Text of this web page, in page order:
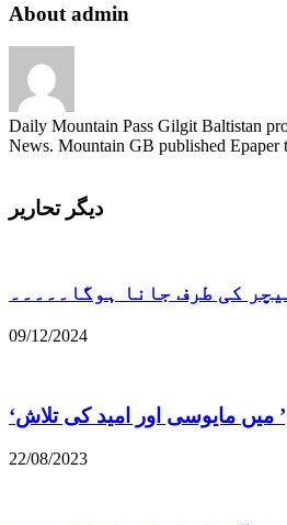
About admin
Daily Mountain Pass Gilgit Baltistan
News. Mountain GB published Epaper
دیگر تحاریر
کی طرف جانا ہوگا۔۔۔۔۔
09/12/2024
22/08/2023